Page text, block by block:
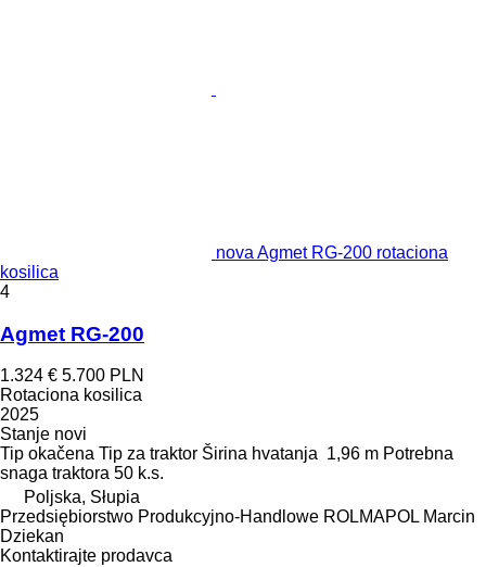
nova Agmet RG-200 rotaciona
kosilica
4
Agmet RG-200
1.324 € 5.700 PLN
Rotaciona kosilica
2025
Stanje novi
Tip okačena Tip za traktor Širina hvatanja 1,96 m Potrebna
snaga traktora 50 k.s.
Poljska, Słupia
Przedsiębiorstwo Produkcyjno-Handlowe ROLMAPOL Marcin
Dziekan
Kontaktirajte prodavca